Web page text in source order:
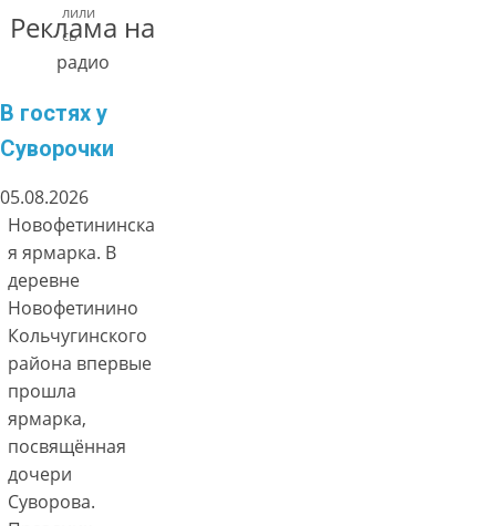
лили
сь
Реклама на
радио
В гостях у
Суворочки
05.08.2026
Новофетининска
я ярмарка. В
деревне
Новофетинино
Кольчугинского
района впервые
прошла
ярмарка,
посвящённая
дочери
Суворова.